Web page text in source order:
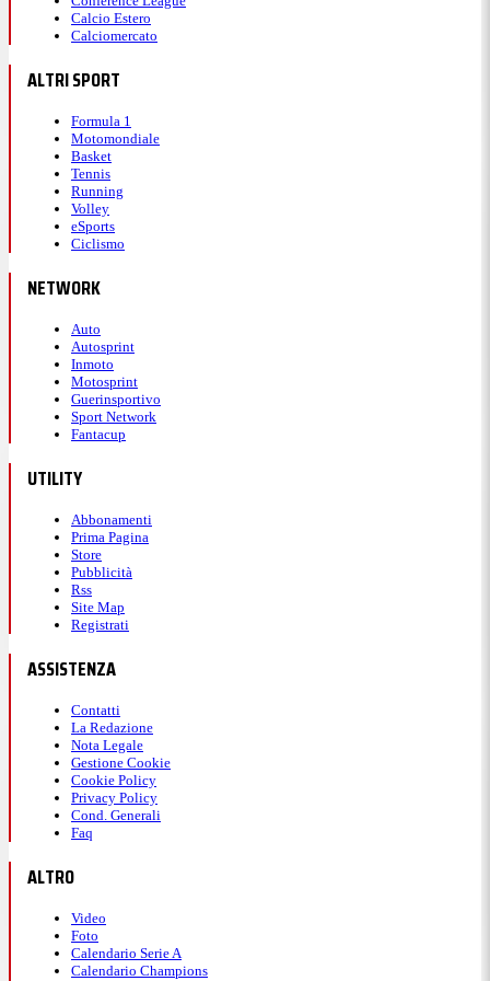
Prizmic soffre ma non sbaglia
Anche Prizmic soffre la pressione di Berrettini in
questo game, ma riesce comunque a tenere il turno
in battuta con una prima vincente.
Berrettini annulla la prima palla
break del match
A fatica Berrettini chiude con uno smash il gioco del
2-2, annullando la prima palla break della partita. Ai
vantaggi riesce a tenere il servizio e a rimanere in
partita.
Prizmic-Berrettini 2-1
Primo turno al servizio per Prizmic che parte molto
bene chiudendo velocemente il game. Idem per
Berrettini nel secondo gioco, poi il croato va sul 2-1
tenendo ancora il servizio.
13:31
Calcio Estero
Calciomercato
ALTRI SPORT
Formula 1
Motomondiale
Basket
Tennis
Running
Volley
eSports
Ciclismo
NETWORK
Auto
Autosprint
Inmoto
Motosprint
Guerinsportivo
Sport Network
Fantacup
UTILITY
Abbonamenti
Prima Pagina
Store
Pubblicità
Rss
Site Map
Registrati
ASSISTENZA
Contatti
La Redazione
Nota Legale
Gestione Cookie
Cookie Policy
Privacy Policy
Cond. Generali
Faq
ALTRO
Video
Foto
Calendario Serie A
Calendario Champions